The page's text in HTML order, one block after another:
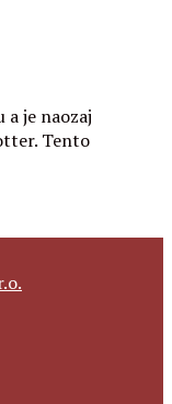
a je naozaj
Tento